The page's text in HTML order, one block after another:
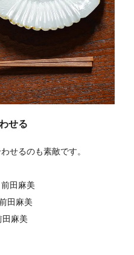
せる
せるのも素敵です。
田麻美
田麻美
麻美